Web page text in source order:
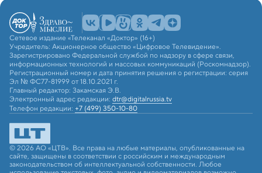
Сетевое издание «Телеканал «Доктор» (16+)
Учредитель: Акционерное общество «Цифровое Телевидение».
Зарегистрировано Федеральной службой по надзору в сфере связи,
информационных технологий и массовых коммуникаций (Роскомнадзор).
Регистрационный номер и дата принятия решения о регистрации: серия
Эл № ФС77-81999 от 18.10.2021 г.
Главный редактор: Закамская Э.В.
Электронный адрес редакции: dtr@digitalrussia.tv
Телефон редакции: +7 (499) 350-10-80
© 2026 АО «ЦТВ». Все права на любые материалы, опубликованные на
сайте, защищены в соответствии с российским и международным
законодательством об интеллектуальной собственности. Любое